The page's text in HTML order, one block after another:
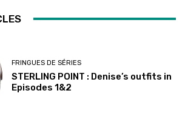
FRINGUES DE SÉRIES
STERLING POINT : Denise’s outfits in
Episodes 1&2